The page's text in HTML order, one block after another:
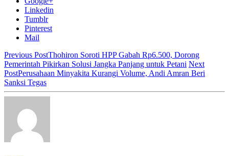
Linkedin
Tumblr
Pinterest
Mail
Previous PostThohiron Soroti HPP Gabah Rp6.500, Dorong
Pemerintah Pikirkan Solusi Jangka Panjang untuk Petani Next
PostPerusahaan Minyakita Kurangi Volume, Andi Amran Beri
Sanksi Tegas